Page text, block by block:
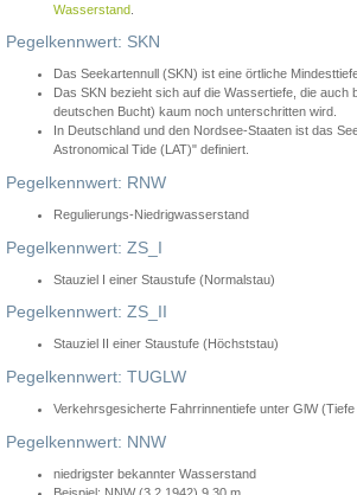
Wasserstand
Pegelkennwert: SKN
Das Seekartennull (SKN) ist eine örtliche
Das SKN bezieht sich auf die Wassertiefe, die
deutschen Bucht) kaum noch unterschritten wird.
In Deutschland und den Nordsee-Staaten ist das
Astronomical Tide (LAT)" definiert.
Pegelkennwert: RNW
Regulierungs-Niedrigwasserstand
Pegelkennwert: ZS_I
Stauziel I einer Staustufe (Normalstau)
Pegelkennwert: ZS_II
Stauziel II einer Staustufe (Höchststau)
Pegelkennwert: TUGLW
Verkehrsgesicherte Fahrrinnentiefe unter GlW
Pegelkennwert: NNW
niedrigster bekannter Wasserstand
Beispiel: NNW (3.2.1942) 9,30 m